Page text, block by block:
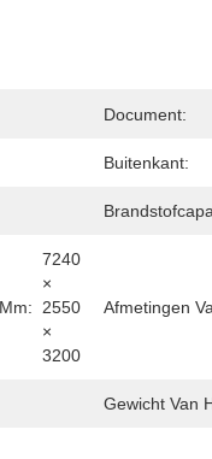
Document:
Buitenkant:
7240
×
2550
×
3200
Afmetingen
Gewicht Van